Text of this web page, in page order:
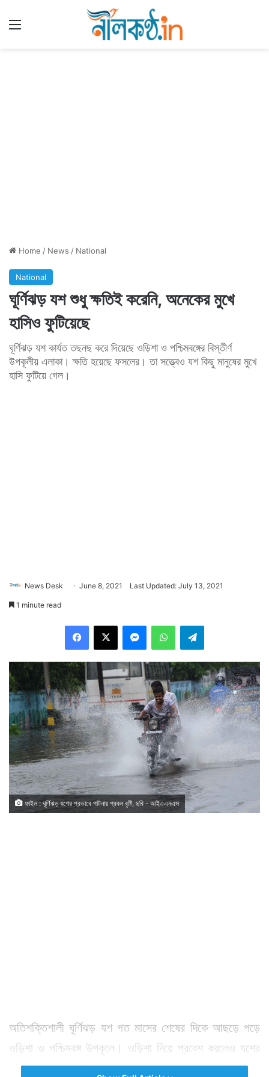
Home / News / National
National
ঘূর্ণিঝড় যশ শুধু ক্ষতিই করেনি, অনেকের মুখে
হাসিও ফুটিয়েছে
ঘূর্ণিঝড় যশ কার্যত তছনছ করে দিয়েছে ওড়িশা ও পশ্চিমবঙ্গের বিস্তীর্ণ
উপকূলীয় এলাকা। ক্ষতি হয়েছে ফসলের। তা সত্ত্বেও যশ কিছু মানুষের মুখে
হাসি ফুটিয়ে গেল।
News Desk June 8, 2021 Last Updated: July 13, 2021
1 minute read
ফাইল : ঘূর্ণিঝড় যশের প্রভাবে পাটনায় প্রবল বৃষ্টি, ছবি - আইএএনএস
অতিশক্তিশালী ঘূর্ণিঝড় যশ গত মাসের শেষের দিকে আছড়ে পড়ে
ওড়িশা ও পশ্চিমবঙ্গ উপকূলে। ওড়িশা দিয়ে প্রবেশ করলেও যশের
প্রভাবে ব্যাপক ক্ষতির মুখে পড়েছে এ রাজ্যের পূর্ব মেদিনীপুর ও